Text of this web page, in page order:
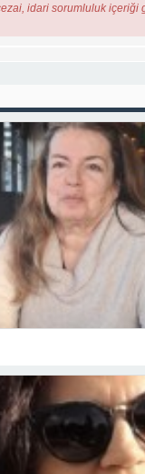
idari sorumluluk içeriği